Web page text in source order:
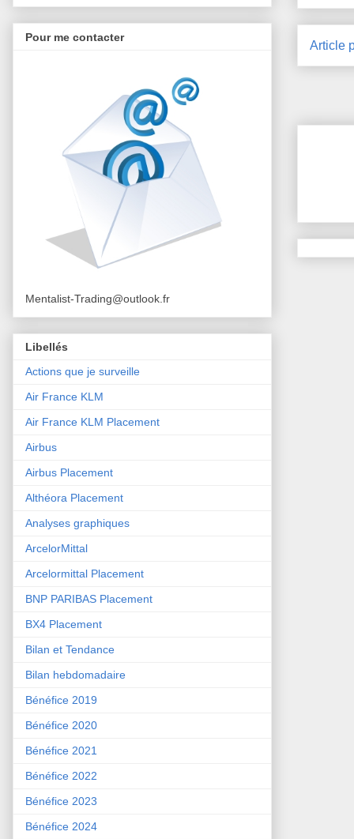
Article
Pour me contacter
Mentalist-Trading@outlook.fr
Libellés
Actions que je surveille
Air France KLM
Air France KLM Placement
Airbus
Airbus Placement
Althéora Placement
Analyses graphiques
ArcelorMittal
Arcelormittal Placement
BNP PARIBAS Placement
BX4 Placement
Bilan et Tendance
Bilan hebdomadaire
Bénéfice 2019
Bénéfice 2020
Bénéfice 2021
Bénéfice 2022
Bénéfice 2023
Bénéfice 2024